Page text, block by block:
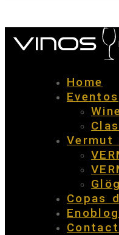
Home
Eventos
Vermut
Copas
Enoblog